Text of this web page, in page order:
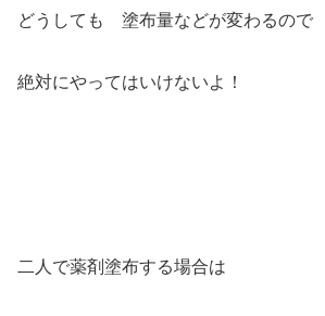
どうしても 塗布量などが変わるので
絶対にやってはいけないよ！
二人で薬剤塗布する場合は